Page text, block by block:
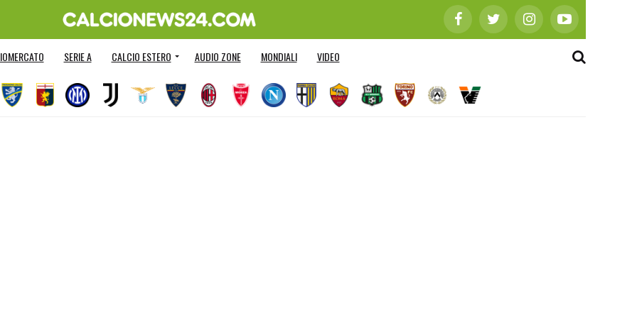
SERIE A CALCIO ESTERO AUDIO ZONE MONDIALI VIDEO